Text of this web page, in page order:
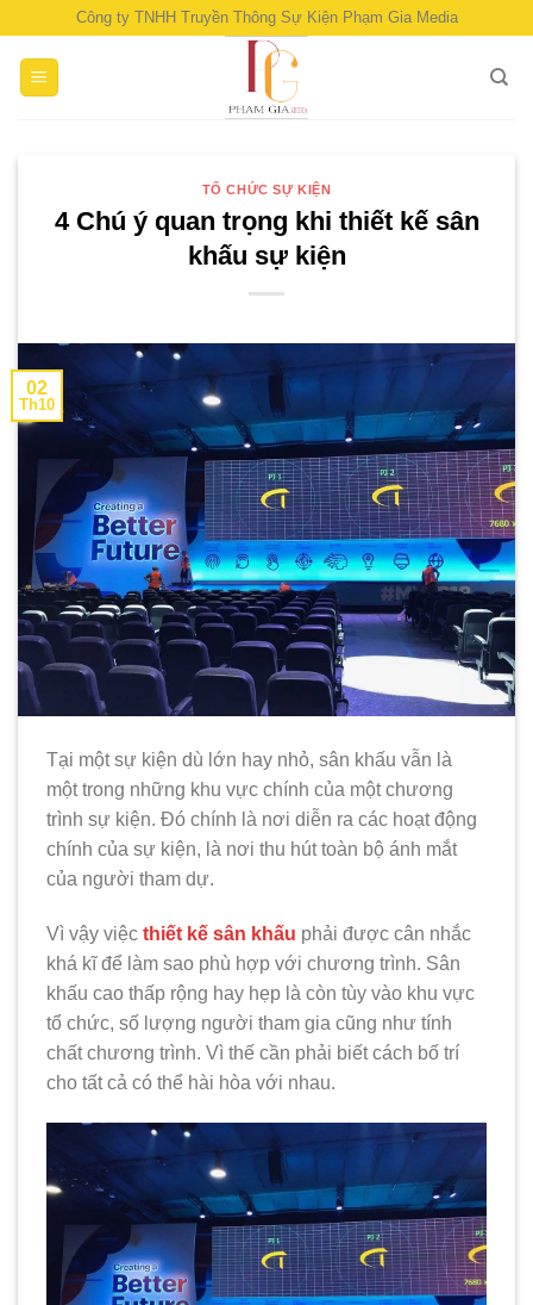
content
Công ty TNHH Truyền Thông Sự Kiện Phạm Gia Media
TỔ CHỨC SỰ KIỆN
4 Chú ý quan trọng khi thiết kế sân
khấu sự kiện
02
Th10
Tại một sự kiện dù lớn hay nhỏ, sân khấu vẫn là
một trong những khu vực chính của một chương
trình sự kiện. Đó chính là nơi diễn ra các hoạt động
chính của sự kiện, là nơi thu hút toàn bộ ánh mắt
của người tham dự.
Vì vậy việc thiết kế sân khấu phải được cân nhắc
khá kĩ để làm sao phù hợp với chương trình. Sân
khấu cao thấp rộng hay hẹp là còn tùy vào khu vực
tổ chức, số lượng người tham gia cũng như tính
chất chương trình. Vì thế cần phải biết cách bố trí
cho tất cả có thể hài hòa với nhau.